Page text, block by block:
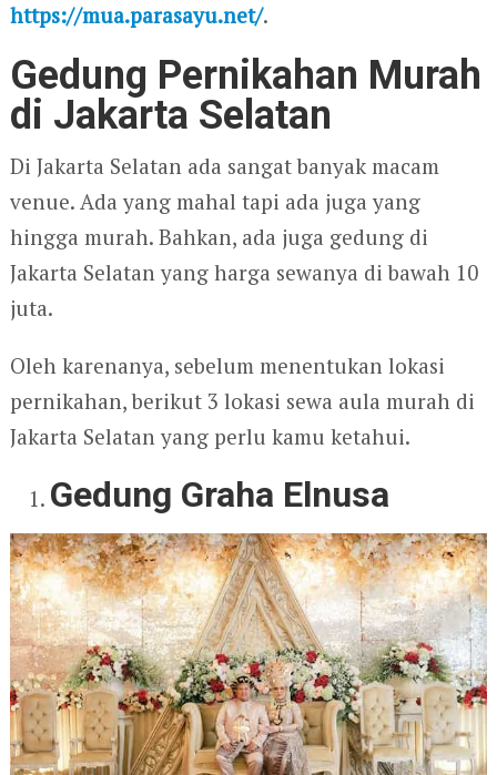
https://mua.parasayu.net/.
Gedung Pernikahan Murah
di Jakarta Selatan
Di Jakarta Selatan ada sangat banyak macam
venue. Ada yang mahal tapi ada juga yang
hingga murah. Bahkan, ada juga gedung di
Jakarta Selatan yang harga sewanya di bawah 10
juta.
Oleh karenanya, sebelum menentukan lokasi
pernikahan, berikut 3 lokasi sewa aula murah di
Jakarta Selatan yang perlu kamu ketahui.
Gedung Graha Elnusa